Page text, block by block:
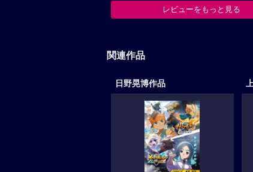
レビューをもっと見る
関連作品
日野晃博作品